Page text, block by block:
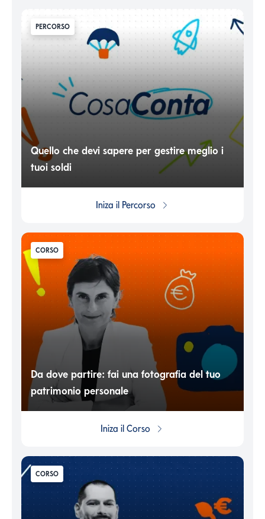
PERCORSO
Quello che devi sapere per gestire meglio i
tuoi soldi
Iniza il Percorso
CORSO
Da dove partire: fai una fotografia del tuo
patrimonio personale
Iniza il Corso
CORSO